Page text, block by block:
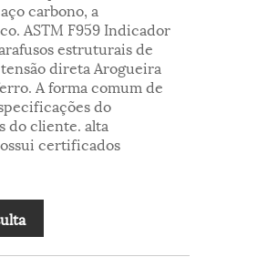
carbono, a
ASTM F959 Indicador
estruturais de
direta Arogueira
A forma comum de
do
do cliente. alta
certificados